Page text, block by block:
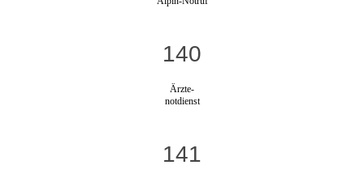
140
Ärzte-
notdienst
141